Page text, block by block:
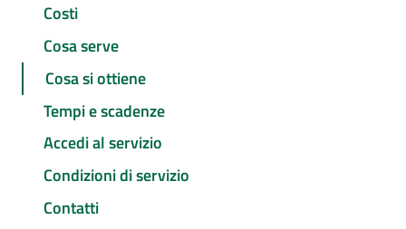
Costi
Cosa serve
Cosa si ottiene
Tempi e scadenze
Accedi al servizio
Condizioni di servizio
Contatti